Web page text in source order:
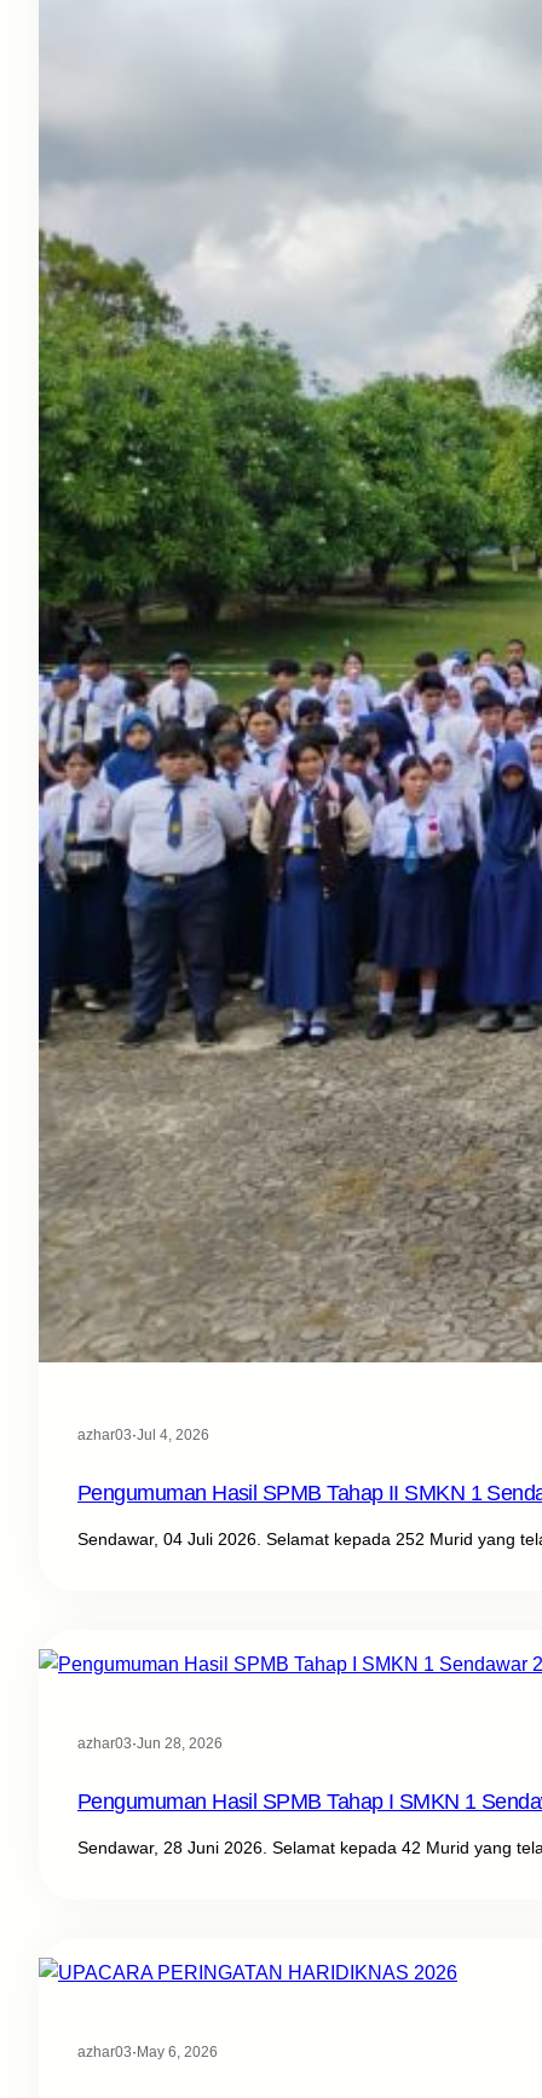
azhar03·Jul 4, 2026
Pengumuman Hasil SPMB Tahap II SMKN 1
Sendawar, 04 Juli 2026. Selamat kepada 252 Murid yang
azhar03·Jun 28, 2026
Pengumuman Hasil SPMB Tahap I SMKN 1
Sendawar, 28 Juni 2026. Selamat kepada 42 Murid yang
azhar03· May 6, 2026